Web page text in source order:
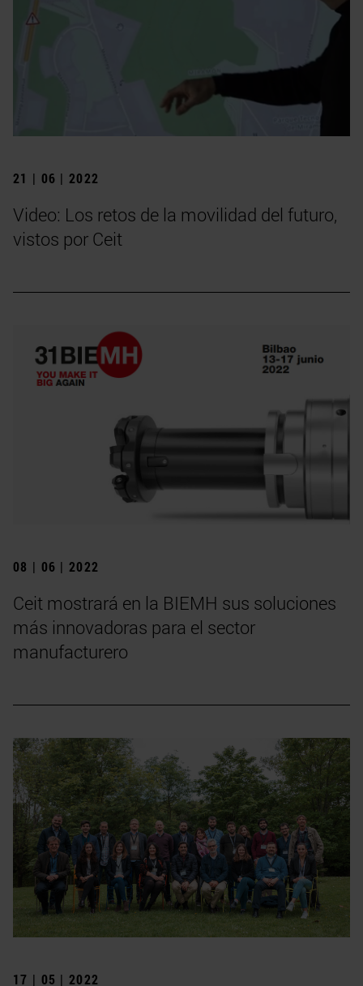
21 | 06 | 2022
Video: Los retos de la movilidad del futuro,
vistos por Ceit
08 | 06 | 2022
Ceit mostrará en la BIEMH sus soluciones
más innovadoras para el sector
manufacturero
17 | 05 | 2022